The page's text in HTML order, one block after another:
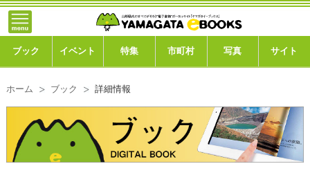
ブック イベント 特集 市町村 写真 サイト
ホーム ブック 詳細情報
トップ
ブック
市町村
}; -->